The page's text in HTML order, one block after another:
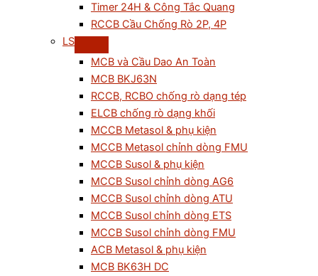
Timer 24H & Công Tắc Quang
RCCB Cầu Chống Rò 2P, 4P
LS
MCB và Cầu Dao An Toàn
MCB BKJ63N
RCCB, RCBO chống rò dạng tép
ELCB chống rò dạng khối
MCCB Metasol & phụ kiện
MCCB Metasol chỉnh dòng FMU
MCCB Susol & phụ kiện
MCCB Susol chỉnh dòng AG6
MCCB Susol chỉnh dòng ATU
MCCB Susol chỉnh dòng ETS
MCCB Susol chỉnh dòng FMU
ACB Metasol & phụ kiện
MCB BK63H DC